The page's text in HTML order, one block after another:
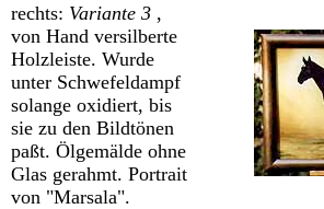
rechts: Variante 3 ,
von Hand versilberte
Holzleiste. Wurde
unter Schwefeldampf
solange oxidiert, bis
sie zu den Bildtönen
paßt. Ölgemälde ohne
Glas gerahmt. Portrait
von "Marsala".